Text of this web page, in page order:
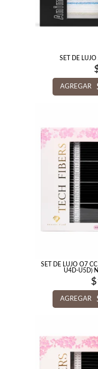
SET DE
AGREGAR
SET DE LUJO O7
U4D-U5D)
$
AGREGAR